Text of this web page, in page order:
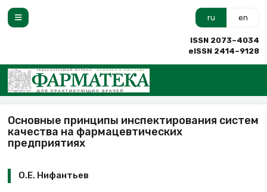
ru en
ISSN 2073–4034
eISSN 2414–9128
Основные принципы инспектирования систем
качества на фармацевтических
предприятиях
О.Е. Нифантьев